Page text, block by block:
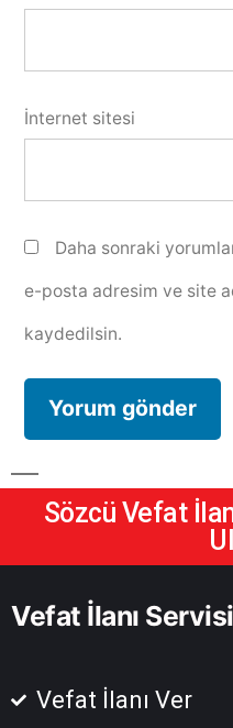
İnternet sitesi
Daha sonraki
e-posta adresim ve site
kaydedilsin.
Sözcü Vefat
Vefat İlanı
Vefat İlanı Ver